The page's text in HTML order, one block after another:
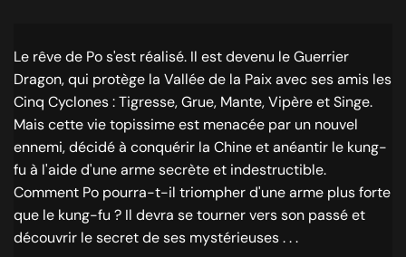
Le rêve de Po s'est réalisé. Il est devenu le Guerrier
Dragon, qui protège la Vallée de la Paix avec ses amis les
Cinq Cyclones : Tigresse, Grue, Mante, Vipère et Singe.
Mais cette vie topissime est menacée par un nouvel
ennemi, décidé à conquérir la Chine et anéantir le kung-
fu à l'aide d'une arme secrète et indestructible.
Comment Po pourra-t-il triompher d'une arme plus forte
que le kung-fu ? Il devra se tourner vers son passé et
découvrir le secret de ses mystérieuses . . .